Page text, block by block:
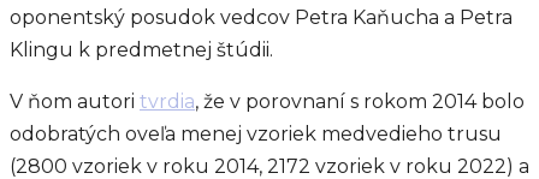
oponentský posudok vedcov Petra Kaňucha a Petra
Klingu k predmetnej štúdii.
V ňom autori tvrdia, že v porovnaní s rokom 2014 bolo
odobratých oveľa menej vzoriek medvedieho trusu
(2800 vzoriek v roku 2014, 2172 vzoriek v roku 2022) a